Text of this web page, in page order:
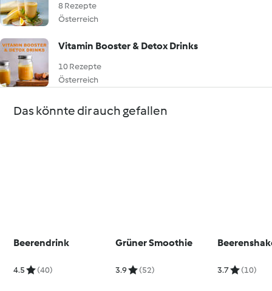
8 Rezepte
Österreich
Vitamin Booster & Detox Drinks
10 Rezepte
Österreich
Das könnte dir auch gefallen
Beerendrink
4.5 (40)
Grüner Smoothie
3.9 (52) 3.7 (10)